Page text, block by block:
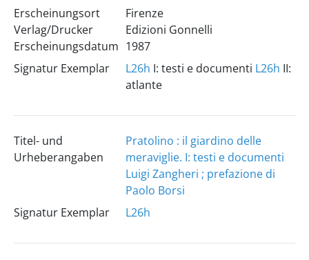
Erscheinungsort
Verlag/Drucker
Erscheinungsdatum
Firenze
Edizioni Gonnelli
1987
Signatur Exemplar
L26h I: testi e documenti L26h II:
atlante
Titel- und
Urheberangaben
Pratolino : il giardino delle
meraviglie. I: testi e documenti
Luigi Zangheri ; prefazione di
Paolo Borsi
Signatur Exemplar
L26h